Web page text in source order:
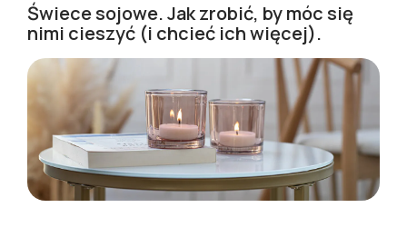
Świece sojowe. Jak zrobić, by móc się
nimi cieszyć (i chcieć ich więcej).